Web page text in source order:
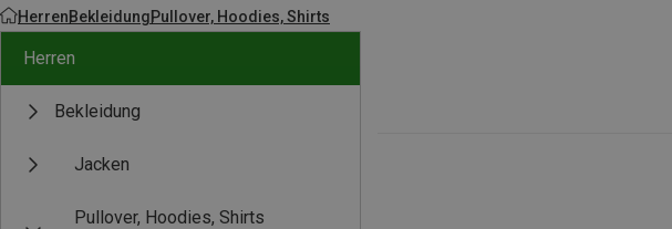
HerrenBekleidungPullover, Hoodies, Shirts
Herren
Bekleidung
Jacken
Pullover, Hoodies, Shirts